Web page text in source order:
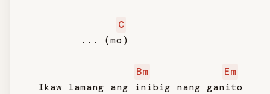
C
          ... (mo)
Bm
Em
   Ikaw lamang ang inibig nang ganito